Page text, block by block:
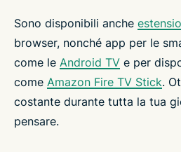
Sono disponibili anche
browser, nonché app per le
come le Android TV e per
come Amazon Fire TV Stick.
costante durante tutta la tua
pensare.